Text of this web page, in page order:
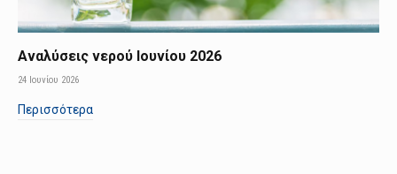
Αναλύσεις νερού Ιουνίου 2026
24 Ιουνίου 2026
Περισσότερα